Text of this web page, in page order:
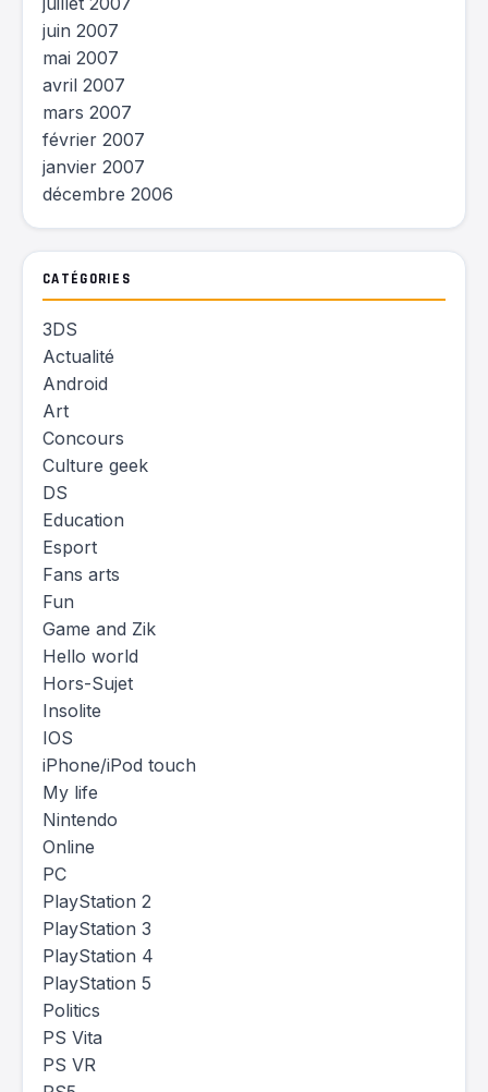
juin 2007
mai 2007
avril 2007
mars 2007
février 2007
janvier 2007
décembre 2006
CATÉGORIES
3DS
Actualité
Android
Art
Concours
Culture geek
DS
Education
Esport
Fans arts
Fun
Game and Zik
Hello world
Hors-Sujet
Insolite
IOS
iPhone/iPod touch
My life
Nintendo
Online
PC
PlayStation 2
PlayStation 3
PlayStation 4
PlayStation 5
Politics
PS Vita
PS VR